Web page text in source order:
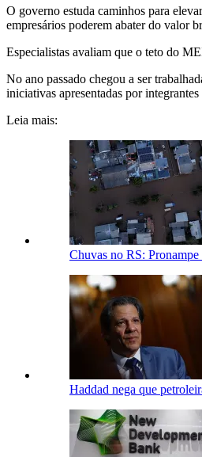
O governo estuda caminhos para
empresários poderem abater do valor
Especialistas avaliam que o teto do
No ano passado chegou a ser
iniciativas apresentadas por
Leia mais:
Chuvas no RS:
Haddad nega que